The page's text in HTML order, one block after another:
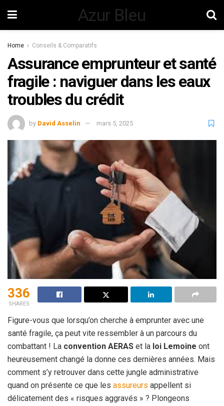
Azur Bleu
Home Conseils & Comparatifs
Assurance emprunteur et santé
fragile : naviguer dans les eaux
troubles du crédit
by David Asselin mars 5, 2025
336
SHARES
Figure-vous que lorsqu’on cherche à emprunter avec une
santé fragile, ça peut vite ressembler à un parcours du
combattant ! La convention AERAS et la loi Lemoine ont
heureusement changé la donne ces dernières années. Mais
comment s’y retrouver dans cette jungle administrative
quand on présente ce que les assureurs appellent si
délicatement des « risques aggravés » ? Plongeons